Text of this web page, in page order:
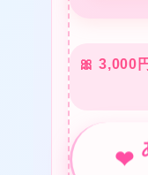
🎀 3,000
❤